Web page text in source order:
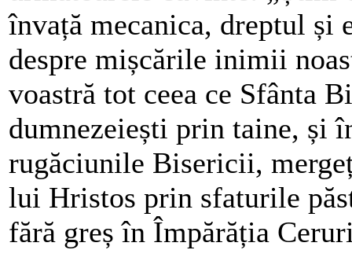
învață mecanica, dreptul și
despre mișcările inimii
voastră tot ceea ce Sfânta
dumnezeiești prin taine, și
rugăciunile Bisericii,
lui Hristos prin sfaturile
fără greș în Împărăția